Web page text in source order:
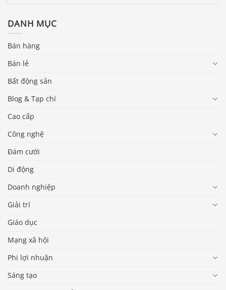
DANH MỤC
Bán hàng
Bán lẻ
Bất động sản
Blog & Tạp chí
Cao cấp
Công nghệ
Đám cưới
Di động
Doanh nghiệp
Giải trí
Giáo dục
Mạng xã hội
Phi lợi nhuận
Sáng tạo